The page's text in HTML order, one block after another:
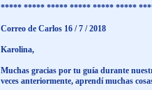
***** ***** ***** ***** ***** *****
Correo de Carlos 16 / 7 / 2018
Karolina,
Muchas gracias por tu guía durante
veces anteriormente, aprendí muchas